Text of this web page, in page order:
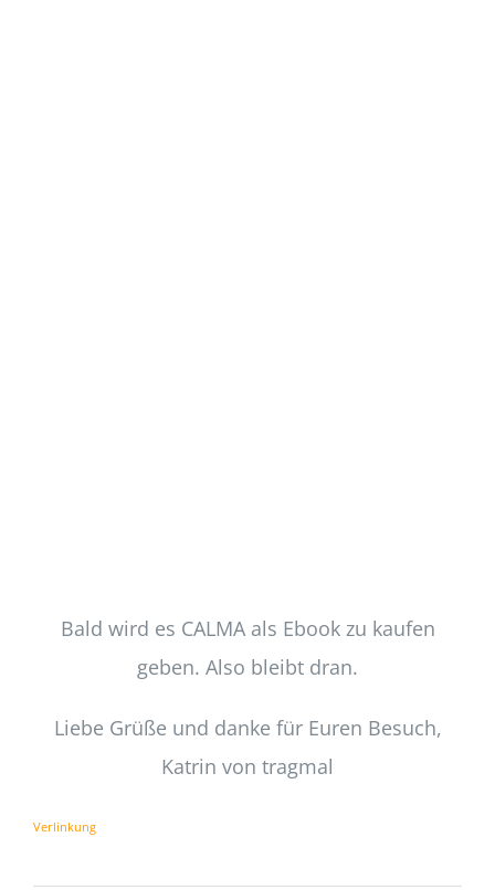
Bald wird es CALMA als Ebook zu kaufen
geben. Also bleibt dran.
Liebe Grüße und danke für Euren Besuch,
Katrin von tragmal
Verlinkung